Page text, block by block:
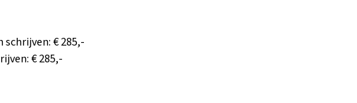
€ 285,-
€ 285,-